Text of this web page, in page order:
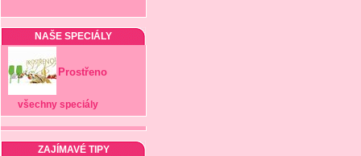
NAŠE SPECIÁLY
Prostřeno
všechny speciály
ZAJÍMAVÉ TIPY